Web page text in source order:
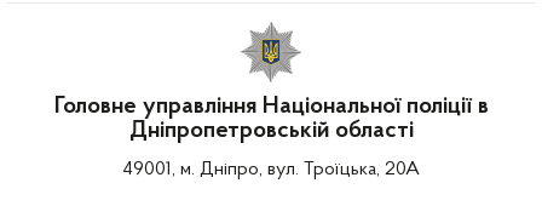
Головне управління Національної поліції в
Дніпропетровській області
49001, м. Дніпро, вул. Троїцька, 20А